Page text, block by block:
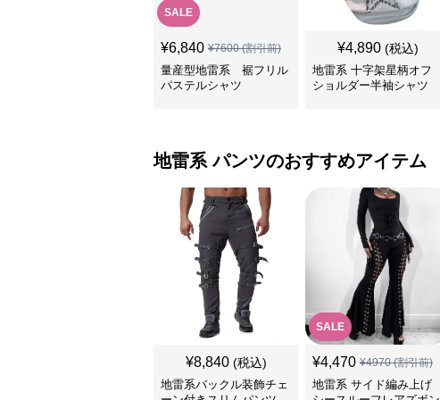
SALE
¥6,840 ¥7600(割引前)
量産型地雷系 裾フリル
パステルシャツ
¥4,890 (税込)
地雷系 十字架星柄オフ
ショルダー半袖シャツ
地雷系 パンツのおすすめアイテム
¥8,840 (税込)
地雷系バックル装飾チェ
SALE
¥4,470 ¥4970(割引前)
地雷系 サイド編み上げ